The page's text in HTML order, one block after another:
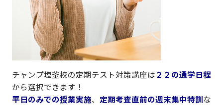
チャンプ塩釜校の定期テスト対策講座は２２の通学日程
から選択できます！
平日のみでの授業実施、 定期考査直前の週末集中特訓な